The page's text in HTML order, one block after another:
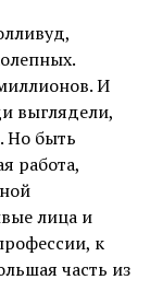
И
выглядели,
Но быть
работа,
лица и
к
часть из